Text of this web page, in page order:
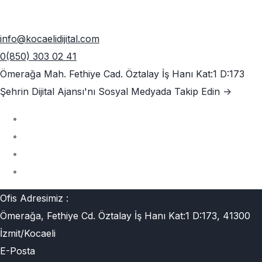
info@kocaelidijital.com
0(850) 303 02 41
Ömerağa Mah. Fethiye Cad. Öztalay İş Hanı Kat:1 D:173
Şehrin Dijital Ajansı'nı Sosyal Medyada Takip Edin ->
Ofis Adresimiz :
Ömerağa, Fethiye Cd. Öztalay İş Hanı Kat:1 D:173, 41300
İzmit/Kocaeli
E-Posta